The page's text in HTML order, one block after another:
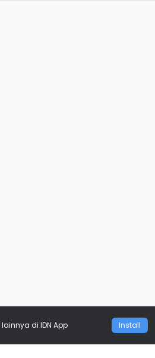
lainnya di IDN App Install